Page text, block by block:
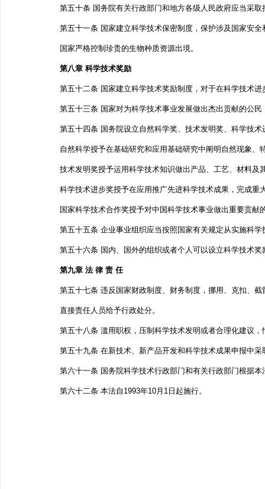
第五十条 国务院有关行政部门和地方各级人民政府应当
第五十一条 国家建立科学技术保密制度，保护涉及国家
国家严格控制珍贵的生物种质资源出境。
第八章 科学技术奖励
第五十二条 国家建立科学技术奖励制度，对于在科学技
第五十三条 国家对为科学技术事业发展做出杰出贡献的
第五十四条 国务院设立自然科学奖、技术发明奖、科学
自然科学授予在基础研究和应用基础研究中阐明自然现
技术发明奖授予运用科学技术知识做出产品、工艺、材
科学技术进步奖授予在应用推广先进科学技术成果，完成
国家科学技术合作奖授予对中国科学技术事业做出重要
第五十五条 企业事业组织应当按照国家有关规定从实施
第五十六条 国内、国外的组织或者个人可以设立科学技术
第九章 法 律 责 任
第五十七条 违反国家财政制度、财务制度，挪用、克扣、
直接责任人员给予行政处分。
第五十八条 滥用职权，压制科学技术发明或者合理化建
第五十九条 在新技术、新产品开发和科学技术成果申报
第六十一条 国务院科学技术行政部门和有关行政部门根
第六十二条 本法自1993年10月1日起施行。